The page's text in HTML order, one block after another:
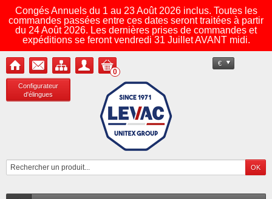
Congés Annuels du 1 au 23 Août 2026 inclus. Toutes les
commandes passées entre ces dates seront traitées à partir
du 24 Août 2026. Les dernières prises de commandes et
expéditions se feront vendredi 31 Juillet AVANT midi.
Configurateur
d'élingues
€
0